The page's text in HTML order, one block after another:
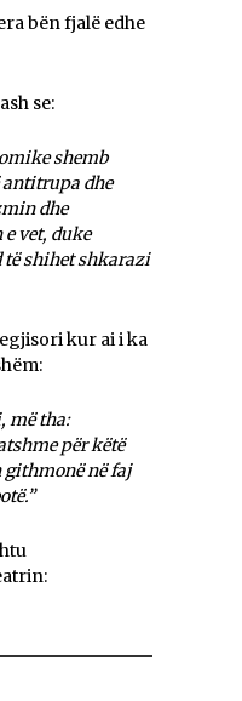
bën fjalë edhe
se:
shemb
antitrupa dhe
dhe
vet, duke
të shihet shkarazi
kur ai i ka
më tha:
për këtë
githmonë në faj